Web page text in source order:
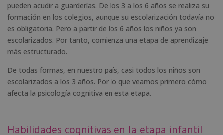
pueden acudir a guarderías. De los 3 a los 6 años se realiza su
formación en los colegios, aunque su escolarización todavía no
es obligatoria. Pero a partir de los 6 años los niños ya son
escolarizados. Por tanto, comienza una etapa de aprendizaje
más estructurado.
De todas formas, en nuestro país, casi todos los niños son
escolarizados a los 3 años. Por lo que veamos primero cómo
afecta la psicología cognitiva en esta etapa.
Habilidades cognitivas en la etapa infantil